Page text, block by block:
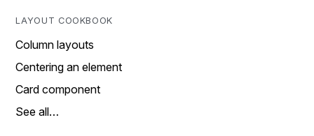
LAYOUT COOKBOOK
Column layouts
Centering an element
Card component
See all…